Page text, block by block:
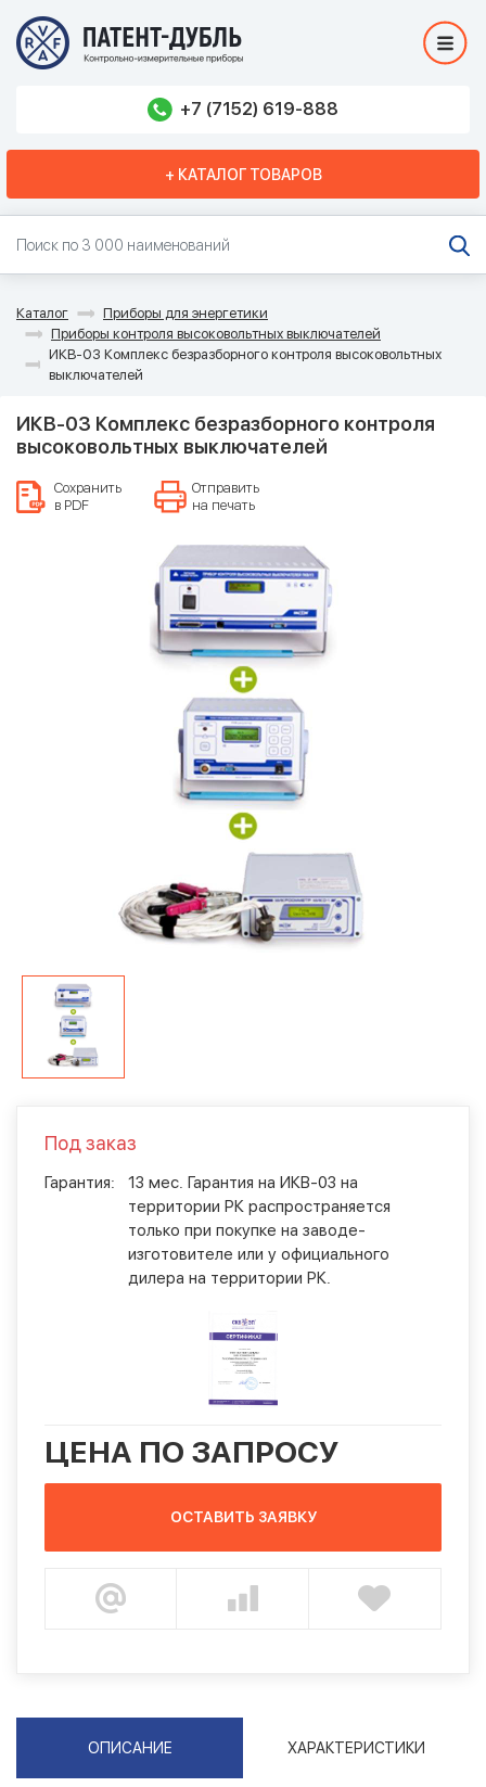
+7 (7152) 619-888
+ КАТАЛОГ ТОВАРОВ
Каталог
Приборы для энергетики
Приборы контроля высоковольтных выключателей
ИКВ-03 Комплекс безразборного контроля высоковольтных
выключателей
ИКВ-03 Комплекс безразборного контроля
высоковольтных выключателей
Сохранить
в PDF
Отправить
на печать
Под заказ
Гарантия:
13 мес. Гарантия на ИКВ-03 на
территории РК распространяется
только при покупке на заводе-
изготовителе или у официального
дилера на территории РК.
ЦЕНА ПО ЗАПРОСУ
ОСТАВИТЬ ЗАЯВКУ
ОПИСАНИЕ ХАРАКТЕРИСТИКИ